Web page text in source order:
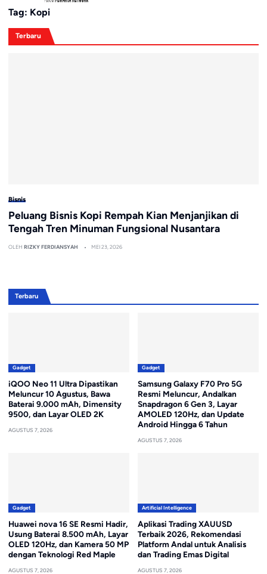
Tag: Kopi
Terbaru
Bisnis
Peluang Bisnis Kopi Rempah Kian Menjanjikan di
Tengah Tren Minuman Fungsional Nusantara
OLEH RIZKY FERDIANSYAH MEI 23, 2026
Terbaru
Gadget
iQOO Neo 11 Ultra Dipastikan
Meluncur 10 Agustus, Bawa
Baterai 9.000 mAh, Dimensity
9500, dan Layar OLED 2K
AGUSTUS 7, 2026
Gadget
Samsung Galaxy F70 Pro 5G
Resmi Meluncur, Andalkan
Snapdragon 6 Gen 3, Layar
AMOLED 120Hz, dan Update
Android Hingga 6 Tahun
AGUSTUS 7, 2026
Gadget
Huawei nova 16 SE Resmi Hadir,
Usung Baterai 8.500 mAh, Layar
OLED 120Hz, dan Kamera 50 MP
dengan Teknologi Red Maple
AGUSTUS 7, 2026
Artificial Intelligence
Aplikasi Trading XAUUSD
Terbaik 2026, Rekomendasi
Platform Andal untuk Analisis
dan Trading Emas Digital
AGUSTUS 7, 2026